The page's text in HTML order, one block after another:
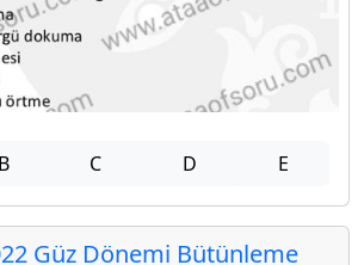
B C D E
Güz Dönemi Bütünleme